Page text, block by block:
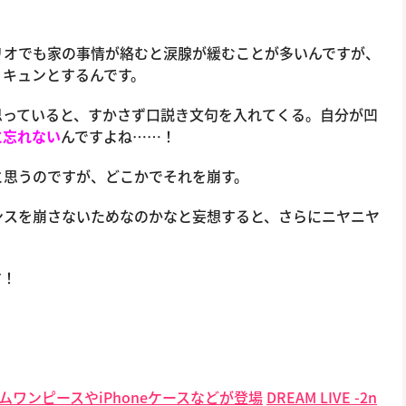
でも家の事情が絡むと涙腺が緩むことが多いんですが、
ュンとするんです。
いると、すかさず口説き文句を入れてくる。自分が凹
れないんですよね……！
うのですが、どこかでそれを崩す。
を崩さないためなのかなと妄想すると、さらにニヤニヤ
ワンピースやiPhoneケースなどが登場 DREAM LIVE -2n